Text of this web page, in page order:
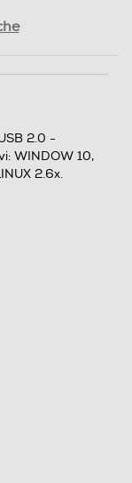
2.0 -
WINDOW 10,
2.6x.